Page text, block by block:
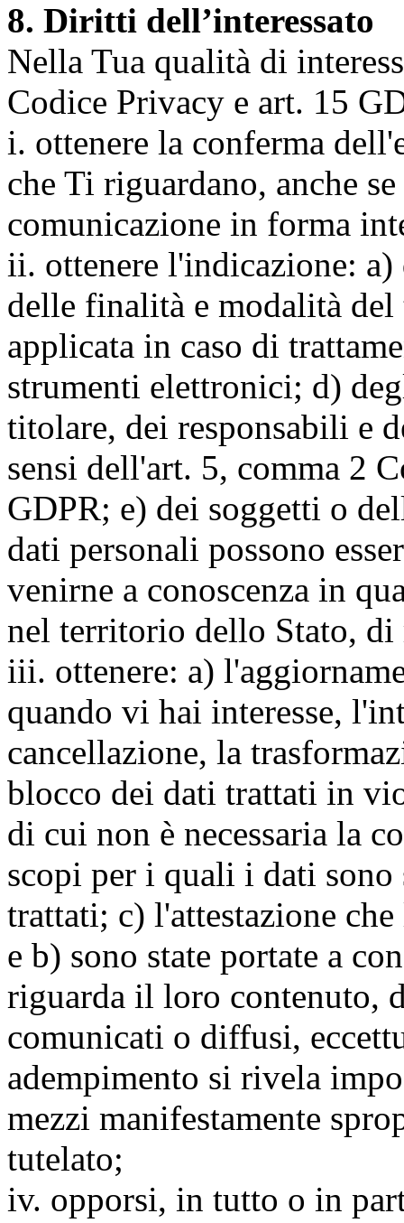
8. Diritti dell’interessato
Nella Tua qualità di
Codice Privacy e art. 15
i. ottenere la conferma
che Ti riguardano, anche
comunicazione in forma
ii. ottenere l'indicazione:
delle finalità e modalità
applicata in caso di
strumenti elettronici; d)
titolare, dei responsabili e
sensi dell'art. 5, comma 2
GDPR; e) dei soggetti o
dati personali possono
venirne a conoscenza in
nel territorio dello Stato,
iii. ottenere: a)
quando vi hai interesse,
cancellazione, la
blocco dei dati trattati in
di cui non è necessaria la
scopi per i quali i dati sono
trattati; c) l'attestazione
e b) sono state portate a
riguarda il loro contenuto,
comunicati o diffusi,
adempimento si rivela
mezzi manifestamente
tutelato;
iv. opporsi, in tutto o in